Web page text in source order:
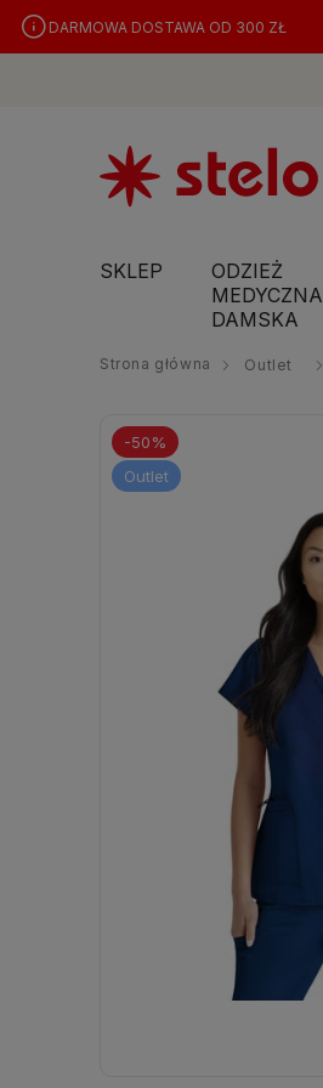
DARMOWA DOSTAWA OD 300 ZŁ
SKLEP
ODZIEŻ
MEDYCZNA
DAMSKA
Strona główna Outlet
-50%
Outlet